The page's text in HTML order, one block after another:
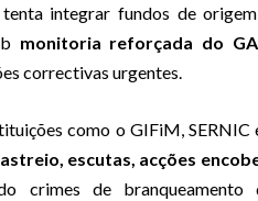
integrar fundos de
monitoria reforçada do
correctivas urgentes.
como o GIFiM, SERNIC
escutas, acções
crimes de